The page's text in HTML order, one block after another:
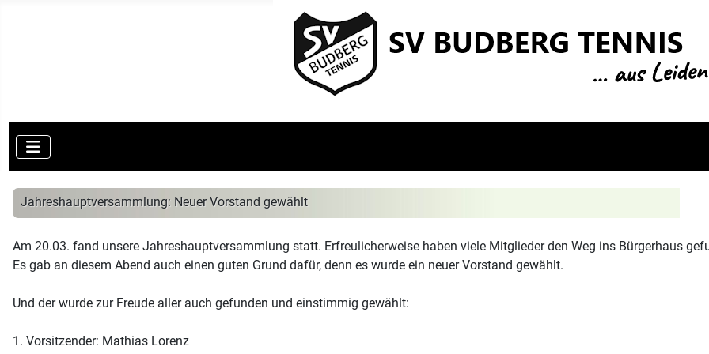
Jahreshauptversammlung: Neuer Vorstand gewählt
Am 20.03. fand unsere Jahreshauptversammlung statt. Erfreulicherweise haben viele Mitglieder den Weg ins Bürgerhaus
Es gab an diesem Abend auch einen guten Grund dafür, denn es wurde ein neuer Vorstand gewählt.
Und der wurde zur Freude aller auch gefunden und einstimmig gewählt:
1. Vorsitzender: Mathias Lorenz